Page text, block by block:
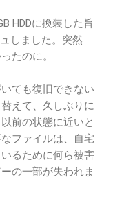
HDDに換装した旨
しました。突然
たのに。
ても復旧できない
えて、久しぶりに
前の状態に近いと
ファイルは、自宅
るために何ら被害
の一部が失われま